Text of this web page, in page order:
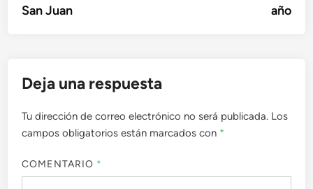
San Juan
año
Deja una respuesta
Tu dirección de correo electrónico no será publicada. Los
campos obligatorios están marcados con *
COMENTARIO *